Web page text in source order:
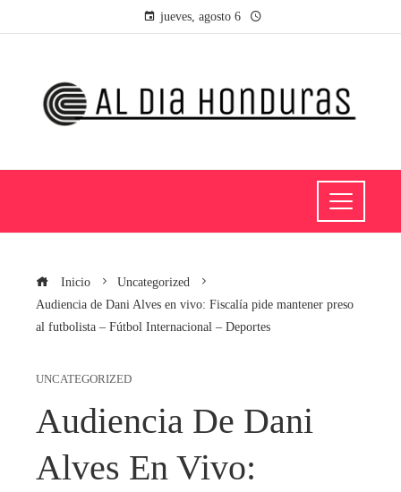
jueves, agosto 6
Inicio
Uncategorized
Audiencia de Dani Alves en vivo: Fiscalía pide mantener preso
al futbolista – Fútbol Internacional – Deportes
UNCATEGORIZED
Audiencia De Dani
Alves En Vivo: